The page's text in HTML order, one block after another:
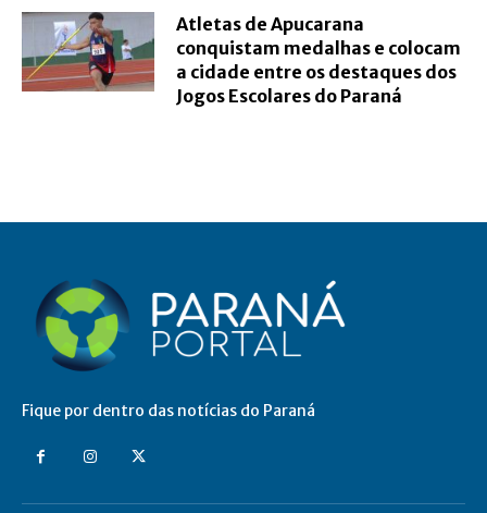
Atletas de Apucarana
conquistam medalhas e colocam
a cidade entre os destaques dos
Jogos Escolares do Paraná
Fique por dentro das notícias do Paraná